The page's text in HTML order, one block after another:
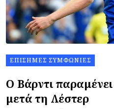
ΕΠΊΣΗΜΕΣ ΣΥΜΦΩΝΊΕΣ
Ο Βάρντι
μετά τη Λέστερ